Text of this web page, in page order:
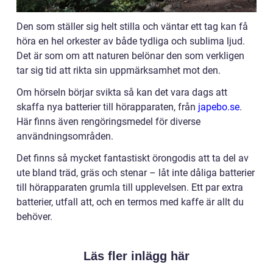
Den som ställer sig helt stilla och väntar ett tag kan få
höra en hel orkester av både tydliga och sublima ljud.
Det är som om att naturen belönar den som verkligen
tar sig tid att rikta sin uppmärksamhet mot den.
Om hörseln börjar svikta så kan det vara dags att
skaffa nya batterier till hörapparaten, från japebo.se.
Här finns även rengöringsmedel för diverse
användningsområden.
Det finns så mycket fantastiskt örongodis att ta del av
ute bland träd, gräs och stenar – låt inte dåliga batterier
till hörapparaten grumla till upplevelsen. Ett par extra
batterier, utfall att, och en termos med kaffe är allt du
behöver.
Läs fler inlägg här